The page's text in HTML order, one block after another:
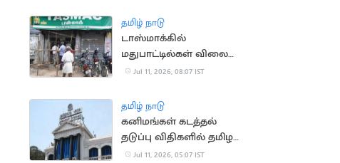
தமிழ் நாடு
டாஸ்மாக்கில்
மதுபாட்டில்கள் விலை
ரூ.10 உயர்கிறதா?
அறிக்கை தாக்கல்
Jul 11, 2026, 08:07 IST
தமிழ் நாடு
கனிமங்கள் கடத்தல்
தடுப்பு விதிகளில் தமிழக
அரசு திருத்தம்
Jul 11, 2026, 05:07 IST